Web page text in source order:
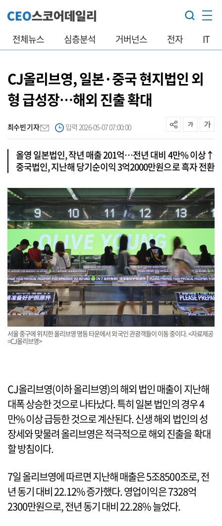
전체뉴스 심층분석 거버넌스 전자 IT
CJ올리브영, 일본·중국 현지법인 외
형 급성장…해외 진출 확대
최수빈 기자 입력 2026-05-07 07:00:00
올영 일본법인, 작년 매출 201억…전년 대비 4만% 이상↑
중국법인, 지난해 당기순이익 3억2000만원으로 흑자 전환
서울 중구에 위치한 올리브영 명동 타운에서 외국인 관광객들이 이동 중이다. <자료제공
=CJ올리브영>
CJ올리브영(이하 올리브영)의 해외 법인 매출이 지난해
대폭 상승한 것으로 나타났다. 특히 일본 법인의 경우 4
만% 이상 급등한 것으로 계산된다. 신생 해외 법인의 성
장세와 맞물려 올리브영은 적극적으로 해외 진출을 확대
할 방침이다.
7일 올리브영에 따르면 지난해 매출은 5조8500조로, 전
년 동기 대비 22.12% 증가했다. 영업이익은 7328억
2300만원으로, 전년 동기 대비 22.28% 늘었다.